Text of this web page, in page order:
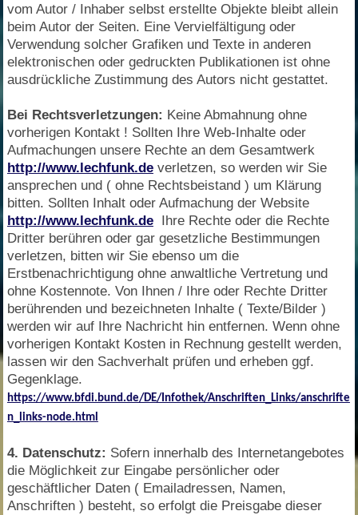
vom Autor / Inhaber selbst erstellte Objekte bleibt allein
beim Autor der Seiten. Eine Vervielfältigung oder
Verwendung solcher Grafiken und Texte in anderen
elektronischen oder gedruckten Publikationen ist ohne
ausdrückliche Zustimmung des Autors nicht gestattet.
Bei Rechtsverletzungen: Keine Abmahnung ohne
vorherigen Kontakt ! Sollten Ihre Web-Inhalte oder
Aufmachungen unsere Rechte an dem Gesamtwerk
http://www.lechfunk.deverletzen, so werden wir Sie
ansprechen und ( ohne Rechtsbeistand ) um Klärung
bitten. Sollten Inhalt oder Aufmachung der Website
http://www.lechfunk.deIhre Rechte oder die Rechte
Dritter berühren oder gar gesetzliche Bestimmungen
verletzen, bitten wir Sie ebenso um die
Erstbenachrichtigung ohne anwaltliche Vertretung und
ohne Kostennote. Von Ihnen / Ihre oder Rechte Dritter
berührenden und bezeichneten Inhalte ( Texte/Bilder )
werden wir auf Ihre Nachricht hin entfernen. Wenn ohne
vorherigen Kontakt Kosten in Rechnung gestellt werden,
lassen wir den Sachverhalt prüfen und erheben ggf.
Gegenklage.
https://www.bfdi.bund.de/DE/Infothek/Anschriften_Links/anschrifte
n_links-node.html
4. Datenschutz: Sofern innerhalb des Internetangebotes
die Möglichkeit zur Eingabe persönlicher oder
geschäftlicher Daten ( Emailadressen, Namen,
Anschriften ) besteht, so erfolgt die Preisgabe dieser